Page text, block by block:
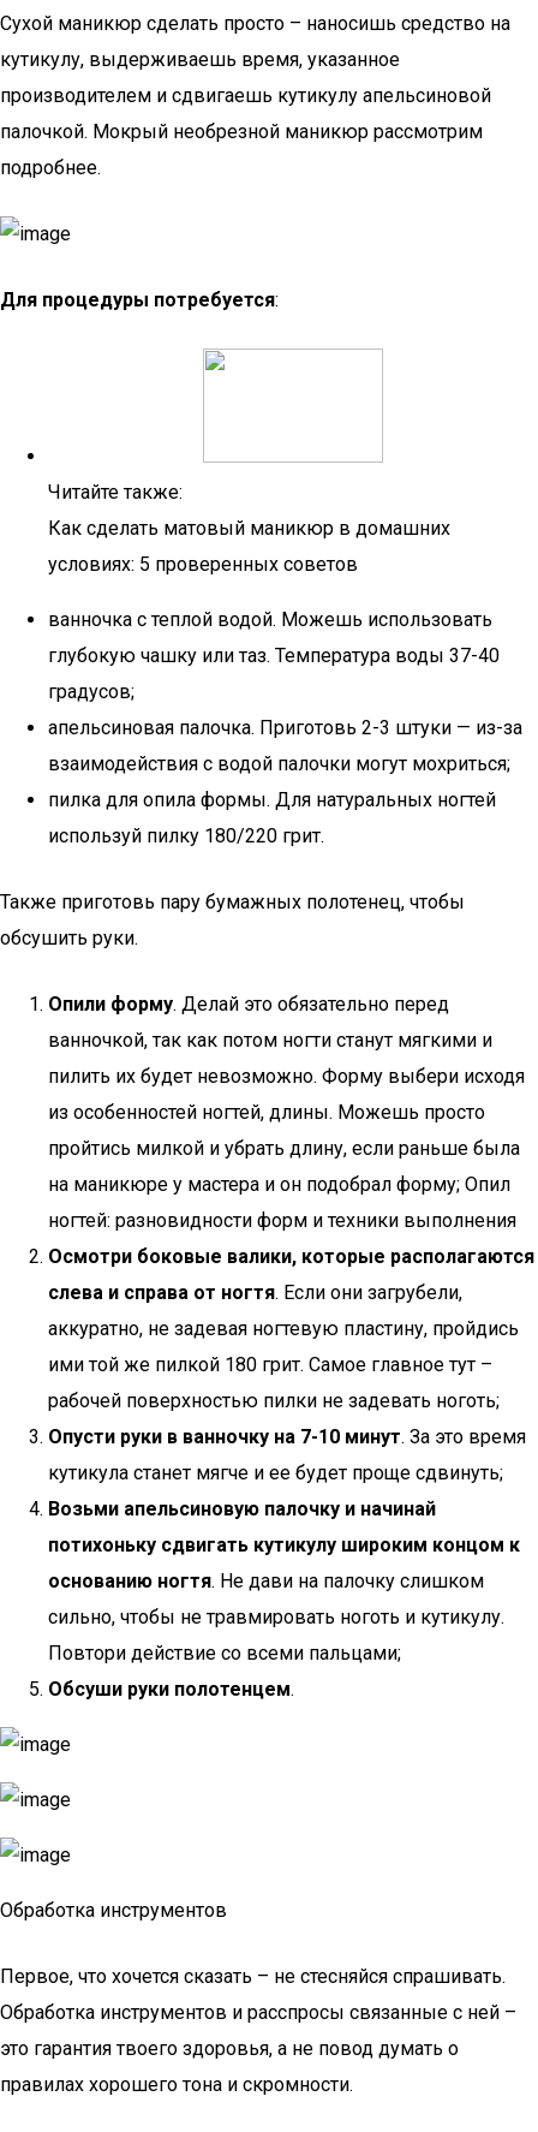
Сухой маникюр сделать просто – наносишь средство на
кутикулу, выдерживаешь время, указанное
производителем и сдвигаешь кутикулу апельсиновой
палочкой. Мокрый необрезной маникюр рассмотрим
подробнее.
Для процедуры потребуется:
Читайте также:
Как сделать матовый маникюр в домашних
условиях: 5 проверенных советов
ванночка с теплой водой. Можешь использовать
глубокую чашку или таз. Температура воды 37-40
градусов;
апельсиновая палочка. Приготовь 2-3 штуки — из-за
взаимодействия с водой палочки могут мохриться;
пилка для опила формы. Для натуральных ногтей
используй пилку 180/220 грит.
Также приготовь пару бумажных полотенец, чтобы
обсушить руки.
Опили форму. Делай это обязательно перед
ванночкой, так как потом ногти станут мягкими и
пилить их будет невозможно. Форму выбери исходя
из особенностей ногтей, длины. Можешь просто
пройтись милкой и убрать длину, если раньше была
на маникюре у мастера и он подобрал форму; Опил
ногтей: разновидности форм и техники выполнения
Осмотри боковые валики, которые располагаются
слева и справа от ногтя. Если они загрубели,
аккуратно, не задевая ногтевую пластину, пройдись
ими той же пилкой 180 грит. Самое главное тут –
рабочей поверхностью пилки не задевать ноготь;
Опусти руки в ванночку на 7-10 минут. За это время
кутикула станет мягче и ее будет проще сдвинуть;
Возьми апельсиновую палочку и начинай
потихоньку сдвигать кутикулу широким концом к
основанию ногтя. Не дави на палочку слишком
сильно, чтобы не травмировать ноготь и кутикулу.
Повтори действие со всеми пальцами;
Обсуши руки полотенцем.
Обработка инструментов
Первое, что хочется сказать – не стесняйся спрашивать.
Обработка инструментов и расспросы связанные с ней –
это гарантия твоего здоровья, а не повод думать о
правилах хорошего тона и скромности.